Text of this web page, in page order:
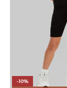
-10%